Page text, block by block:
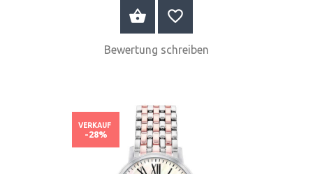
JETZT KAUFEN
Bewertung schreiben
VERKAUF
-28%